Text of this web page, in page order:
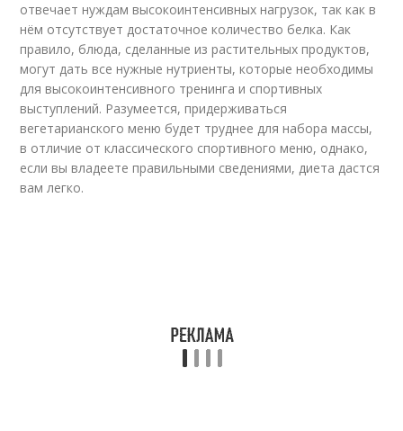
отвечает нуждам высокоинтенсивных нагрузок, так как в
нём отсутствует достаточное количество белка. Как
правило, блюда, сделанные из растительных продуктов,
могут дать все нужные нутриенты, которые необходимы
для высокоинтенсивного тренинга и спортивных
выступлений. Разумеется, придерживаться
вегетарианского меню будет труднее для набора массы,
в отличие от классического спортивного меню, однако,
если вы владеете правильными сведениями, диета дастся
вам легко.